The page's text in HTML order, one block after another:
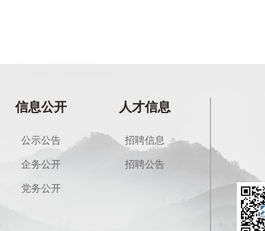
信息公开
公示公告
企务公开
党务公开
人才信息
招聘信息
招聘公告